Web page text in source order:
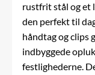
rustfrit stål og et
den perfekt til
håndtag og clips
indbyggede
festlighederne.